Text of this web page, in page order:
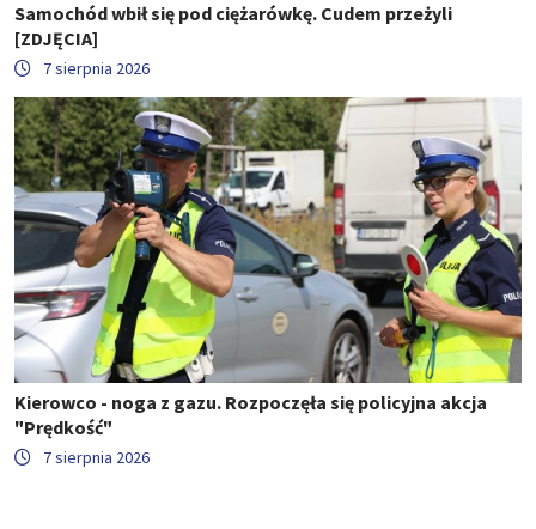
Samochód wbił się pod ciężarówkę. Cudem przeżyli
[ZDJĘCIA]
7 sierpnia 2026
Kierowco - noga z gazu. Rozpoczęła się policyjna akcja
"Prędkość"
7 sierpnia 2026